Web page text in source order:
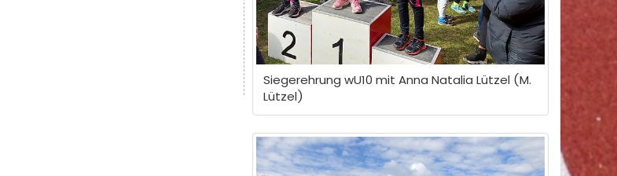
Siegerehrung wU10 mit Anna Natalia Lützel (M.
Lützel)